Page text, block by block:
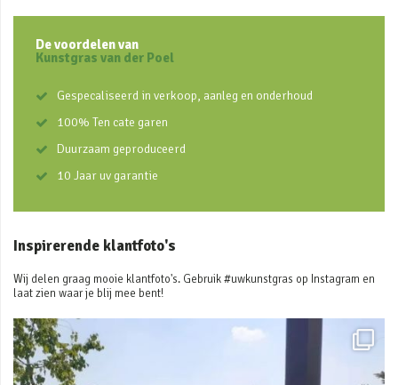
De voordelen van
Kunstgras van der Poel
Gespecaliseerd in verkoop, aanleg en onderhoud
100% Ten cate garen
Duurzaam geproduceerd
10 Jaar uv garantie
Inspirerende klantfoto's
Wij delen graag mooie klantfoto's. Gebruik #uwkunstgras op Instagram en
laat zien waar je blij mee bent!